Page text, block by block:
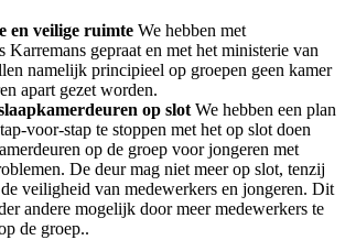
en veilige ruimte We hebben met
Karremans gepraat en met het ministerie van
namelijk principieel op groepen geen kamer
apart gezet worden.
op slot We hebben een plan
voor-stap te stoppen met het op slot doen
op de groep voor jongeren met
De deur mag niet meer op slot, tenzij
veiligheid van medewerkers en jongeren. Dit
andere mogelijk door meer medewerkers te
de groep..